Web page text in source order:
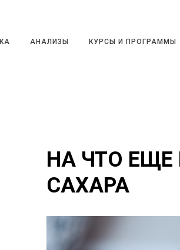
АНАЛИЗЫ КУРСЫ И ПРОГРАММЫ
АНАЛИЗЫ КУРСЫ И ПРОГРАММЫ
НА ЧТО ЕЩЕ
САХАРА